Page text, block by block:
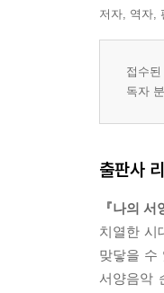
저자, 역자,
접수
독자
출판사
『나의
치열한 시
맞닿을 수
서양음악